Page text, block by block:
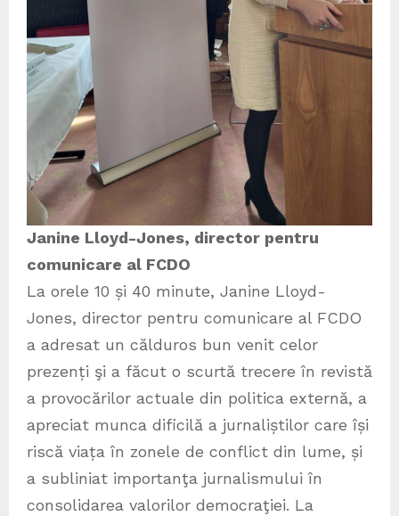
Janine Lloyd-Jones, director pentru
comunicare al FCDO
La orele 10 și 40 minute, Janine Lloyd-
Jones, director pentru comunicare al FCDO
a adresat un călduros bun venit celor
prezenți şi a făcut o scurtă trecere în revistă
a provocărilor actuale din politica externă, a
apreciat munca dificilă a jurnaliștilor care își
riscă viața în zonele de conflict din lume, și
a subliniat importanţa jurnalismului în
consolidarea valorilor democraţiei. La